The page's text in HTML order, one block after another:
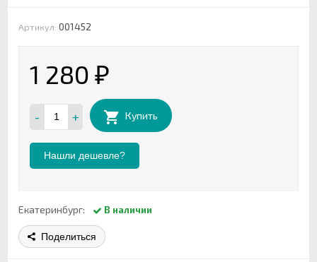
Артикул: 001452
1 280 ₽
- + Купить
Нашли дешевле?
Екатеринбург: В наличии
Поделиться